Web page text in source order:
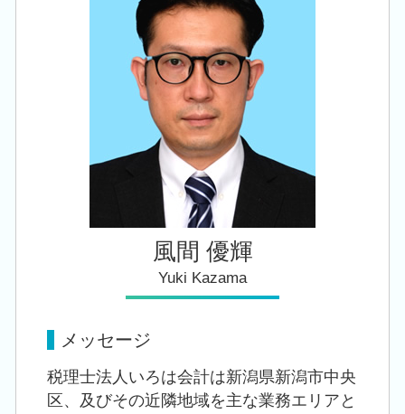
相続税 対策 贈与
自社株 事業承継
相続 税理士 相談 阿賀野市
会社設立 税理士 相談 燕市
創業支援 税理士 相談 新潟市東区
創業支援 税理士 相談 燕市
創業支援 税理士 相談 加茂市
創業支援 税理士 相談 新潟駅
風間 優輝
Yuki Kazama
メッセージ
税理士法人いろは会計は新潟県新潟市中央
区、及びその近隣地域を主な業務エリアと